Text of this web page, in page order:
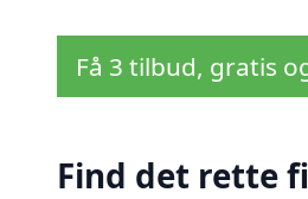
Få 3 tilbud, gratis
Find det rette